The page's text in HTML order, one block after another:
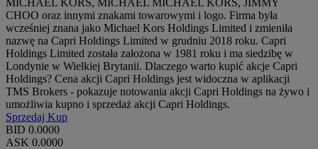
CHOO oraz innymi znakami towarowymi i logo. Firma była
wcześniej znana jako Michael Kors Holdings Limited i zmieniła
nazwę na Capri Holdings Limited w grudniu 2018 roku. Capri
Holdings Limited została założona w 1981 roku i ma siedzibę w
Londynie w Wielkiej Brytanii. Dlaczego warto kupić akcje Capri
Holdings? Cena akcji Capri Holdings jest widoczna w aplikacji
TMS Brokers - pokazuje notowania akcji Capri Holdings na żywo i
umożliwia kupno i sprzedaż akcji Capri Holdings.
Sprzedaj Kup
BID 0.0000
ASK 0.0000